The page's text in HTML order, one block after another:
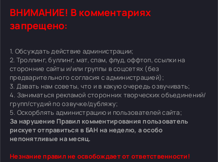
ВНИМАНИЕ! В комментариях
запрещено:
1. Обсуждать действие администрации;
2. Троллинг, буллинг, мат, спам, флуд, оффтоп, ссылки на
сторонние сайты и/или группы в соцсетях (без
предварительного согласия с администрацией);
3. Давать нам советы, что и в какую очередь озвучивать;
4. Заниматься рекламой сторонних творческих объединений/
групп/студий по озвучке/дубляжу;
5. Оскорблять администрацию и пользователей сайта;
За нарушение Правил комментирования пользователь
рискует отправиться в БАН на неделю, а особо
непонятливые на месяц.
Незнание правил не освобождает от ответственности!